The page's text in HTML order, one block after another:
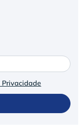
Privacidade